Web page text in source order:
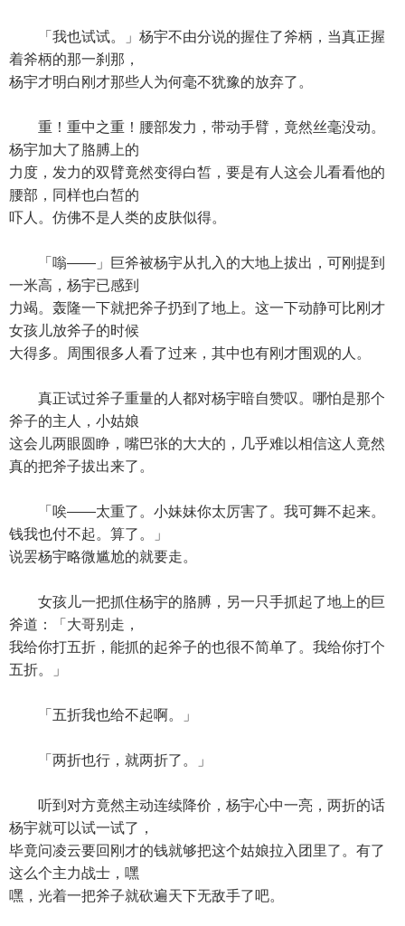
「我也试试。」杨宇不由分说的握住了斧柄，当真正握
着斧柄的那一刹那，
杨宇才明白刚才那些人为何毫不犹豫的放弃了。
重！重中之重！腰部发力，带动手臂，竟然丝毫没动。
杨宇加大了胳膊上的
力度，发力的双臂竟然变得白皙，要是有人这会儿看看他的
腰部，同样也白皙的
吓人。仿佛不是人类的皮肤似得。
「嗡——」巨斧被杨宇从扎入的大地上拔出，可刚提到
一米高，杨宇已感到
力竭。轰隆一下就把斧子扔到了地上。这一下动静可比刚才
女孩儿放斧子的时候
大得多。周围很多人看了过来，其中也有刚才围观的人。
真正试过斧子重量的人都对杨宇暗自赞叹。哪怕是那个
斧子的主人，小姑娘
这会儿两眼圆睁，嘴巴张的大大的，几乎难以相信这人竟然
真的把斧子拔出来了。
「唉——太重了。小妹妹你太厉害了。我可舞不起来。
钱我也付不起。算了。」
说罢杨宇略微尴尬的就要走。
女孩儿一把抓住杨宇的胳膊，另一只手抓起了地上的巨
斧道：「大哥别走，
我给你打五折，能抓的起斧子的也很不简单了。我给你打个
五折。」
「五折我也给不起啊。」
「两折也行，就两折了。」
听到对方竟然主动连续降价，杨宇心中一亮，两折的话
杨宇就可以试一试了，
毕竟问凌云要回刚才的钱就够把这个姑娘拉入团里了。有了
这么个主力战士，嘿
嘿，光着一把斧子就砍遍天下无敌手了吧。